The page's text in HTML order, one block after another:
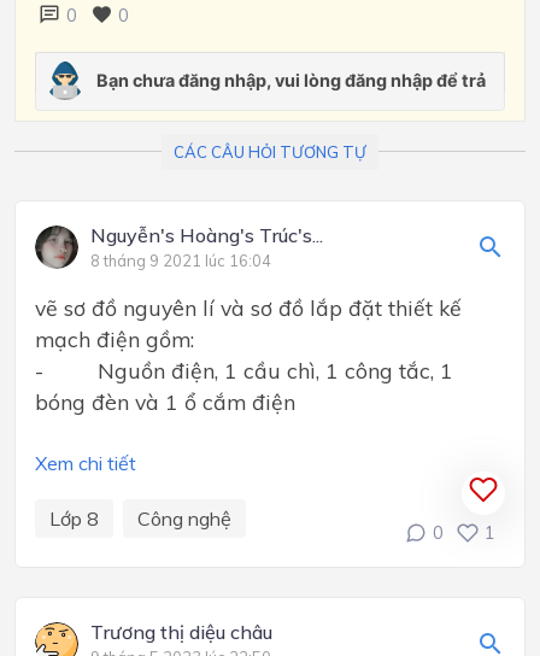
0 0
CÁC CÂU HỎI TƯƠNG TỰ
Nguyễn's Hoàng's Trúc's...
8 tháng 9 2021 lúc 16:04
vẽ sơ đồ nguyên lí và sơ đồ lắp đặt thiết kế
mạch điện gồm:
- Nguồn điện, 1 cầu chì, 1 công tắc, 1
bóng đèn và 1 ổ cắm điện
Xem chi tiết
Lớp 8 Công nghệ
0 1
Trương thị diệu châu